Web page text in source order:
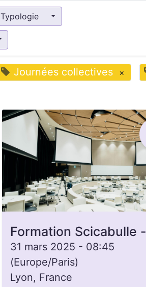
Typologie
Journées collectives ×
31 mars 2025 - 08:45
(Europe/Paris)
Lyon, France